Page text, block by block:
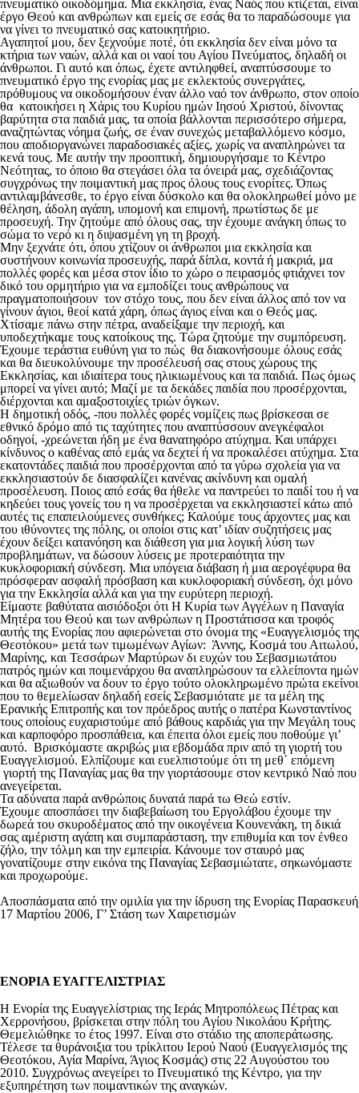
πνευματικό οικοδόμημα. Μια εκκλησία, ένας Ναός που κτίζεται, είναι
έργο Θεού και ανθρώπων και εμείς σε εσάς θα το παραδώσουμε για
να γίνει το πνευματικό σας κατοικητήριο.
Αγαπητοί μου, δεν ξεχνούμε ποτέ, ότι εκκλησία δεν είναι μόνο τα
κτήρια των ναών, αλλά και οι ναοί του Αγίου Πνεύματος, δηλαδή οι
άνθρωποι. Γι αυτό και όπως, έχετε αντιληφθεί, αναπτύσσουμε το
πνευματικό έργο της ενορίας μας με εκλεκτούς συνεργάτες,
πρόθυμους να οικοδομήσουν έναν άλλο ναό τον άνθρωπο, στον οποίο
θα κατοικήσει η Χάρις του Κυρίου ημών Ιησού Χριστού, δίνοντας
βαρύτητα στα παιδιά μας, τα οποία βάλλονται περισσότερο σήμερα,
αναζητώντας νόημα ζωής, σε έναν συνεχώς μεταβαλλόμενο κόσμο,
που αποδιοργανώνει παραδοσιακές αξίες, χωρίς να αναπληρώνει τα
κενά τους. Με αυτήν την προοπτική, δημιουργήσαμε το Κέντρο
Νεότητας, το όποιο θα στεγάσει όλα τα όνειρά μας, σχεδιάζοντας
συγχρόνως την ποιμαντική μας προς όλους τους ενορίτες. Όπως
αντιλαμβάνεσθε, το έργο είναι δύσκολο και θα ολοκληρωθεί μόνο με
θέληση, άδολη αγάπη, υπομονή και επιμονή, πρωτίστως δε με
προσευχή. Την ζητούμε από όλους σας, την έχουμε ανάγκη όπως το
σώμα το νερό κι η διψασμένη γη τη βροχή.
Μην ξεχνάτε ότι, όπου χτίζουν οι άνθρωποι μια εκκλησία και
συστήνουν κοινωνία προσευχής, παρά δίπλα, κοντά ή μακριά, μα
πολλές φορές και μέσα στον ίδιο το χώρο ο πειρασμός φτιάχνει τον
δικό του ορμητήριο για να εμποδίζει τους ανθρώπους να
πραγματοποιήσουν τον στόχο τους, που δεν είναι άλλος από τον να
γίνουν άγιοι, θεοί κατά χάρη, όπως άγιος είναι και ο Θεός μας.
Χτίσαμε πάνω στην πέτρα, αναδείξαμε την περιοχή, και
υποδεχτήκαμε τους κατοίκους της. Τώρα ζητούμε την συμπόρευση.
Έχουμε τεράστια ευθύνη για το πώς θα διακονήσουμε όλους εσάς
και θα διευκολύνουμε την προσέλευσή σας στους χώρους της
Εκκλησίας, και ιδιαίτερα τους ηλικιωμένους και τα παιδιά. Πως όμως
μπορεί να γίνει αυτό; Μαζί με τα δεκάδες παιδία που προσέρχονται,
διέρχονται και αμαξοστοιχίες τριών όγκων.
Η δημοτική οδός, -που πολλές φορές νομίζεις πως βρίσκεσαι σε
εθνικό δρόμο από τις ταχύτητες που αναπτύσσουν ανεγκέφαλοι
οδηγοί, -χρεώνεται ήδη με ένα θανατηφόρο ατύχημα. Και υπάρχει
κίνδυνος ο καθένας από εμάς να δεχτεί ή να προκαλέσει ατύχημα. Στα
εκατοντάδες παιδιά που προσέρχονται από τα γύρω σχολεία για να
εκκλησιαστούν δε διασφαλίζει κανένας ακίνδυνη και ομαλή
προσέλευση. Ποιος από εσάς θα ήθελε να παντρεύει το παιδί του ή να
κηδεύει τους γονείς του η να προσέρχεται να εκκλησιαστεί κάτω από
αυτές τις επαπειλούμενες συνθήκες; Καλούμε τους άρχοντες μας και
του ιθύνοντες της πόλης, οι οποίοι στις κατ’ ιδίαν συζητήσεις μας
έχουν δείξει κατανόηση και διάθεση για μια λογική λύση των
προβλημάτων, να δώσουν λύσεις με προτεραιότητα την
κυκλοφοριακή σύνδεση. Μια υπόγεια διάβαση ή μια αερογέφυρα θα
πρόσφεραν ασφαλή πρόσβαση και κυκλοφοριακή σύνδεση, όχι μόνο
για την Εκκλησία αλλά και για την ευρύτερη περιοχή.
Είμαστε βαθύτατα αισιόδοξοι ότι Η Κυρία των Αγγέλων η Παναγία
Μητέρα του Θεού και των ανθρώπων η Προστάτισσα και τροφός
αυτής της Ενορίας που αφιερώνεται στο όνομα της «Ευαγγελισμός της
Θεοτόκου» μετά των τιμωμένων Αγίων: Άννης, Κοσμά του Αιτωλού,
Μαρίνης, και Τεσσάρων Μαρτύρων δι ευχών του Σεβασμιωτάτου
πατρός ημών και ποιμενάρχου θα αναπληρώσουν τα ελλείποντα ημών
και θα αξιωθούν να δουν το έργο τούτο ολοκληρωμένο πρώτα εκείνοι
που το θεμελίωσαν δηλαδή εσείς Σεβασμιότατε με τα μέλη της
Ερανικής Επιτροπής και τον πρόεδρος αυτής ο πατέρα Κωνσταντίνος
τους οποίους ευχαριστούμε από βάθους καρδιάς για την Μεγάλη τους
και καρποφόρο προσπάθεια, και έπειτα όλοι εμείς που ποθούμε γι’
αυτό. Βρισκόμαστε ακριβώς μια εβδομάδα πριν από τη γιορτή του
Ευαγγελισμού. Ελπίζουμε και ευελπιστούμε ότι τη μεθ΄ επόμενη
γιορτή της Παναγίας μας θα την γιορτάσουμε στον κεντρικό Ναό που
ανεγείρεται.
Τα αδύνατα παρά ανθρώποις δυνατά παρά τω Θεώ εστίν.
Έχουμε αποσπάσει την διαβεβαίωση του Εργολάβου έχουμε την
δωρεά του σκυροδέματος από την οικογένεια Κουνενάκη, τη δικιά
σας αμέριστη αγάπη και συμπαράσταση, την επιθυμία και τον ένθεο
ζήλο, την τόλμη και την εμπειρία. Κάνουμε τον σταυρό μας
γονατίζουμε στην εικόνα της Παναγίας Σεβασμιώτατε, σηκωνόμαστε
και προχωρούμε.
Αποσπάσματα από την ομιλία για την ίδρυση της Ενορίας Παρασκευή
17 Μαρτίου 2006, Γ’ Στάση των Χαιρετισμών
ΕΝΟΡΙΑ ΕΥΑΓΓΕΛΙΣΤΡΙΑΣ
Η Ενορία της Ευαγγελίστριας της Ιεράς Μητροπόλεως Πέτρας και
Χερρονήσου, βρίσκεται στην πόλη του Αγίου Νικολάου Κρήτης.
Θεμελιώθηκε το έτος 1997. Είναι στο στάδιο της αποπεράτωσης.
Τέλεσε τα θυράνοιξια του τρίκλιτου Ιερού Ναού (Ευαγγελισμός της
Θεοτόκου, Αγία Μαρίνα, Άγιος Κοσμάς) στις 22 Αυγούστου του
2010. Συγχρόνως ανεγείρει το Πνευματικό της Κέντρο, για την
εξυπηρέτηση των ποιμαντικών της αναγκών.